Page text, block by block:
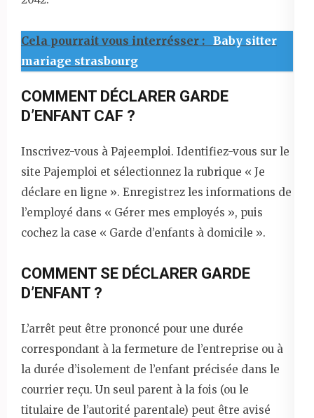
Cela pourrait vous interrésser : Baby sitter
mariage strasbourg
COMMENT DÉCLARER GARDE
D’ENFANT CAF ?
Inscrivez-vous à Pajeemploi. Identifiez-vous sur le
site Pajemploi et sélectionnez la rubrique « Je
déclare en ligne ». Enregistrez les informations de
l’employé dans « Gérer mes employés », puis
cochez la case « Garde d’enfants à domicile ».
COMMENT SE DÉCLARER GARDE
D’ENFANT ?
L’arrêt peut être prononcé pour une durée
correspondant à la fermeture de l’entreprise ou à
la durée d’isolement de l’enfant précisée dans le
courrier reçu. Un seul parent à la fois (ou le
titulaire de l’autorité parentale) peut être avisé